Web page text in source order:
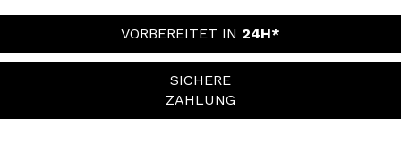
VORBEREITET IN 24H*
SICHERE
ZAHLUNG